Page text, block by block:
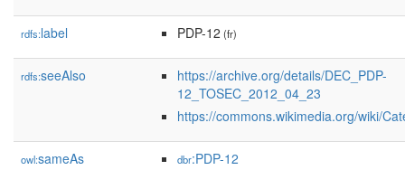
rdfs:label PDP-12 (fr)
rdfs:seeAlso
https://archive.org/details/DEC_PDP-
12_TOSEC_2012_04_23
https://commons.wikimedia.org/wiki/
owl:sameAs dbr:PDP-12